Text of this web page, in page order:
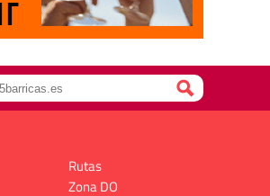
Rutas
Zona DO